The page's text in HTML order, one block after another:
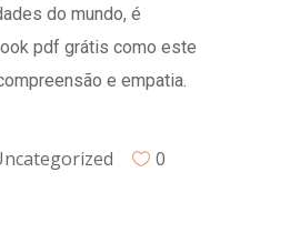
do mundo, é
pdf grátis como este
e empatia.
0